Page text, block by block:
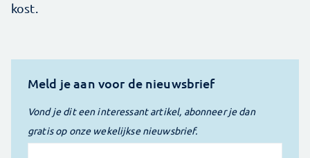
kost.
Meld je aan voor de nieuwsbrief
Vond je dit een interessant artikel, abonneer je dan
gratis op onze wekelijkse nieuwsbrief.